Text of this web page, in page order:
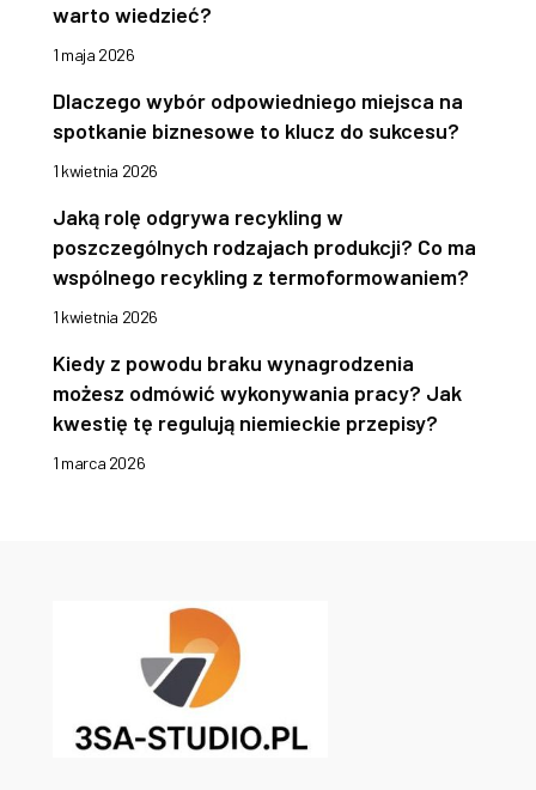
warto wiedzieć?
1 maja 2026
Dlaczego wybór odpowiedniego miejsca na
spotkanie biznesowe to klucz do sukcesu?
1 kwietnia 2026
Jaką rolę odgrywa recykling w
poszczególnych rodzajach produkcji? Co ma
wspólnego recykling z termoformowaniem?
1 kwietnia 2026
Kiedy z powodu braku wynagrodzenia
możesz odmówić wykonywania pracy? Jak
kwestię tę regulują niemieckie przepisy?
1 marca 2026